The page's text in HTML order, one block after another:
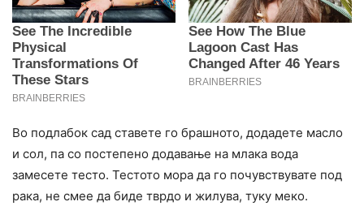
Во подлабок сад ставете го брашното, додадете масло
и сол, па со постепено додавање на млака вода
замесете тесто. Тестото мора да го почувствувате под
рака, не смее да биде тврдо и жилува, туку меко.